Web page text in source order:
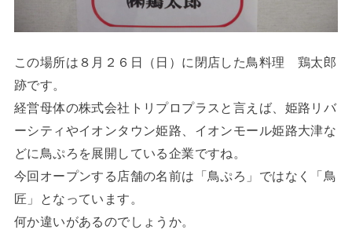
この場所は８月２６日（日）に閉店した鳥料理 鶏太郎
跡です。
経営母体の株式会社トリプロプラスと言えば、姫路リバ
ーシティやイオンタウン姫路、イオンモール姫路大津な
どに鳥ぷろを展開している企業ですね。
今回オープンする店舗の名前は「鳥ぷろ」ではなく「鳥
匠」となっています。
何か違いがあるのでしょうか。